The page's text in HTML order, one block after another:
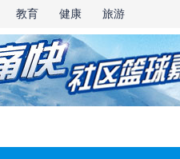
教育 健康 旅游